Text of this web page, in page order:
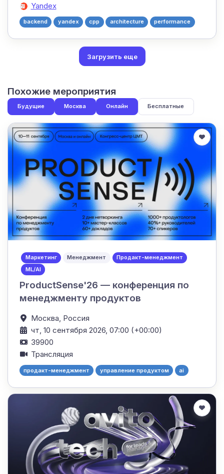
Yandex
backend yandex cpp architecture performance
Загрузить еще
Похожие мероприятия
Будущие Москва Онлайн Бесплатные
Маркетинг Менеджмент
Продакт-менеджмент
ML/AI
ProductSense'26 — конференция по
менеджменту продуктов
Москва, Россия
чт, 10 сентября 2026, 07:00 (+00:00)
39900
Трансляция
продакт-менеджмент управление продуктом ai